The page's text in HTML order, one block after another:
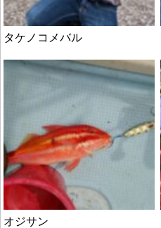
タケノコメバル
オジサン